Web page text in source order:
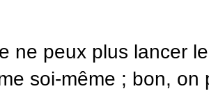
ne peux plus lancer
soi-même ; bon,